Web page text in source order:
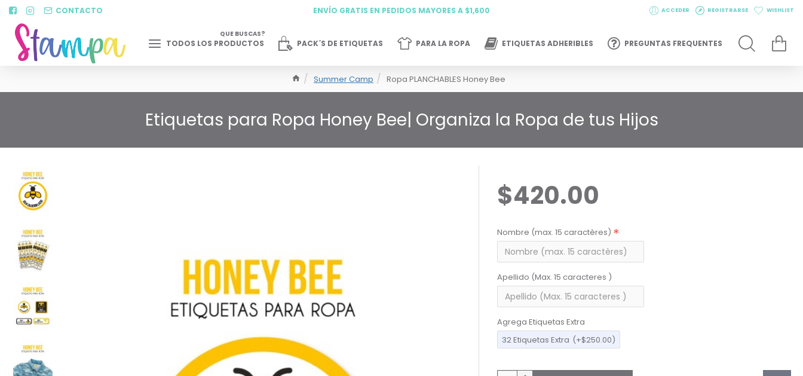
CONTACTO ENVÍO GRATIS EN PEDIDOS MAYORES A $1,600 ACCEDER REGISTRARSE WISHLIST
TODOS LOS PRODUCTOS
QUE BUSCAS?
PACK´S DE ETIQUETAS PARA LA ROPA ETIQUETAS ADHERIBLES PREGUNTAS FREQUENTES
Summer Camp Ropa PLANCHABLES Honey Bee
Etiquetas para Ropa Honey Bee| Organiza la Ropa de tus Hijos
$420.00
Nombre (max. 15 caractères)
Apellido (Max. 15 caracteres )
Agrega Etiquetas Extra
32 Etiquetas Extra (+$250.00)